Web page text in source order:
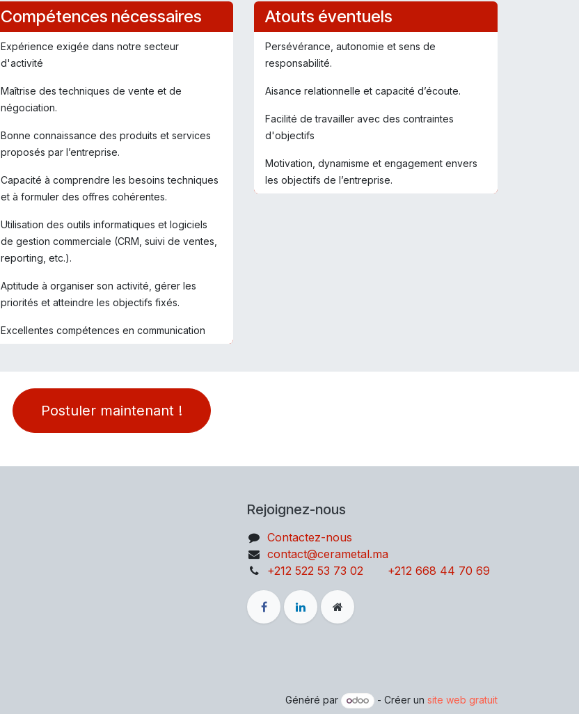
Compétences nécessaires
Expérience exigée dans notre secteur
d'activité
Maîtrise des techniques de vente et de
négociation.
Bonne connaissance des produits et services
proposés par l’entreprise.
Capacité à comprendre les besoins techniques
et à formuler des offres cohérentes.
Utilisation des outils informatiques et logiciels
de gestion commerciale (CRM, suivi de ventes,
reporting, etc.).
Aptitude à organiser son activité, gérer les
priorités et atteindre les objectifs fixés.
Excellentes compétences en communication
Atouts éventuels
Persévérance, autonomie et sens de
responsabilité.
Aisance relationnelle et capacité d’écoute.
Facilité de travailler avec des contraintes
d'objectifs
Motivation, dynamisme et engagement envers
les objectifs de l’entreprise.
Postuler maintenant !
Rejoignez-nous
Contactez-no​​us
contact@cerametal.ma
+212 522 53 73 02
+212 668 44 70 69
Généré par - Créer un site web gratuit